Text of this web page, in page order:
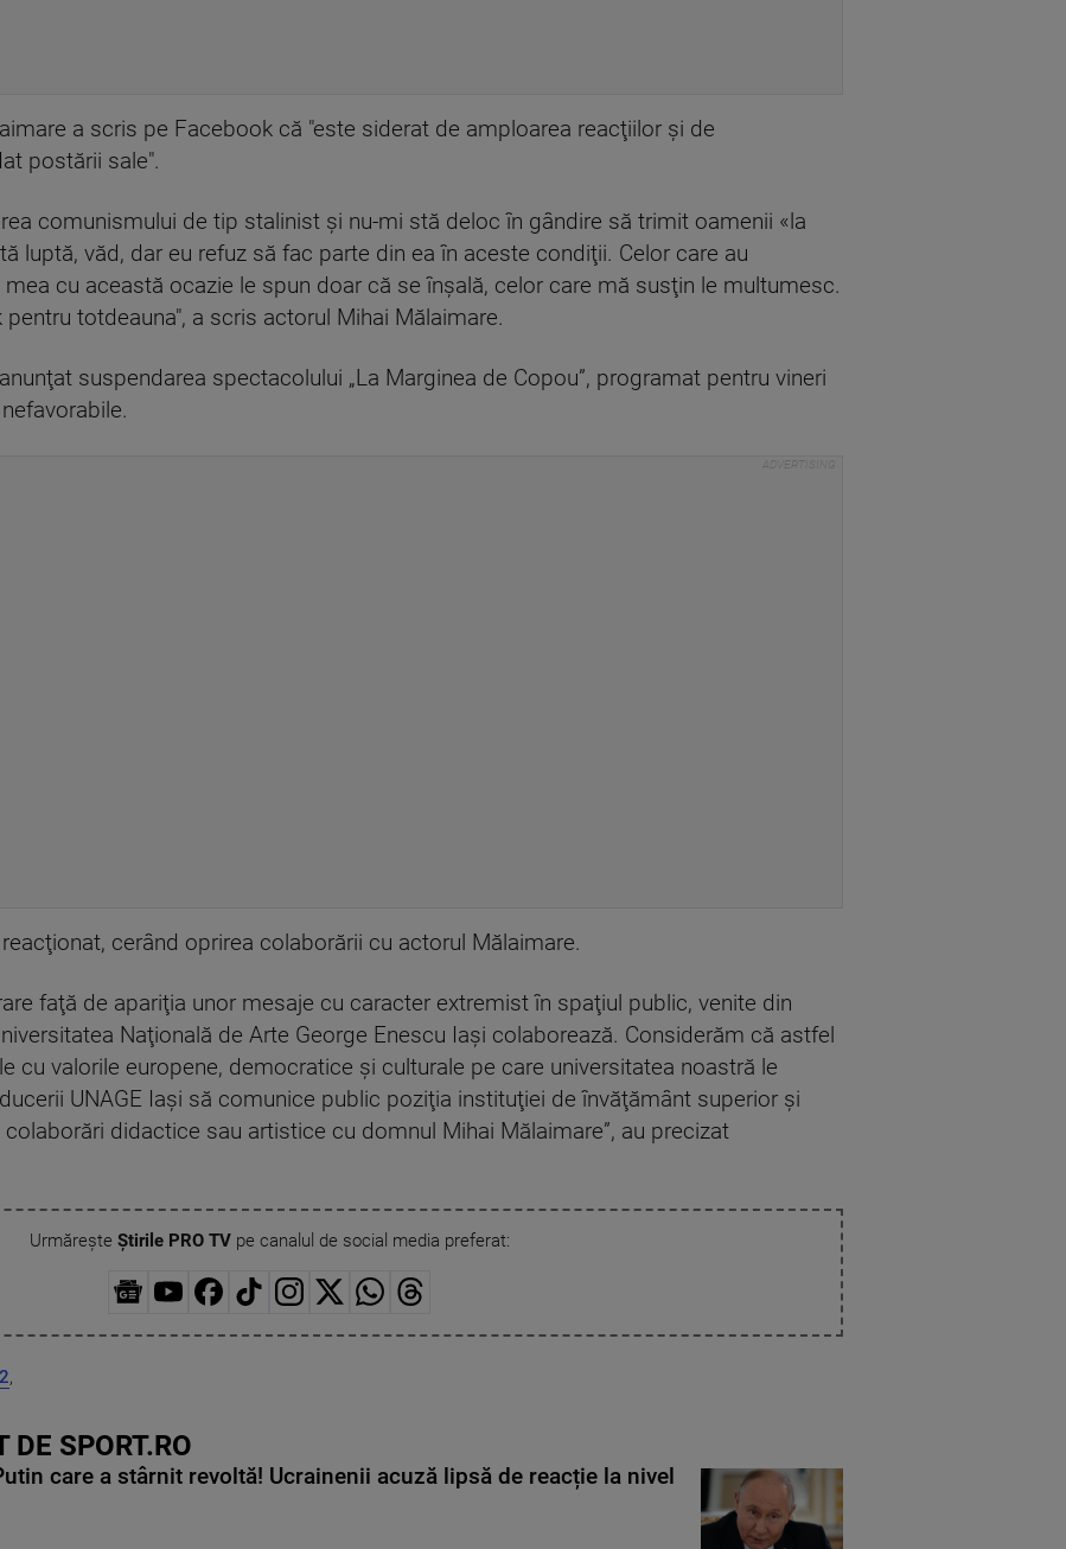
a scris pe Facebook că "este siderat de amploarea reacţiilor şi de
postării sale".
comunismului de tip stalinist şi nu-mi stă deloc în gândire să trimit oamenii «la
luptă, văd, dar eu refuz să fac parte din ea în aceste condiţii. Celor care au
cu această ocazie le spun doar că se înşală, celor care mă susţin le multumesc.
totdeauna", a scris actorul Mihai Mălaimare.
suspendarea spectacolului „La Marginea de Copou”, programat pentru vineri
cerând oprirea colaborării cu actorul Mălaimare.
faţă de apariţia unor mesaje cu caracter extremist în spaţiul public, venite din
Naţională de Arte George Enescu Iaşi colaborează. Considerăm că astfel
cu valorile europene, democratice şi culturale pe care universitatea noastră le
UNAGE Iaşi să comunice public poziţia instituţiei de învăţământ superior şi
didactice sau artistice cu domnul Mihai Mălaimare”, au precizat
Urmărește Știrile PRO TVpe canalul de social media preferat:
,
DE SPORT.RO
care a stârnit revoltă! Ucrainenii acuză lipsă de reacție la nivel